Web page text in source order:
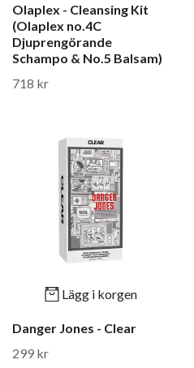
Olaplex - Cleansing Kit
(Olaplex no.4C
Djuprengörande
Schampo & No.5 Balsam)
718 kr
Lägg i korgen
Danger Jones - Clear
299 kr